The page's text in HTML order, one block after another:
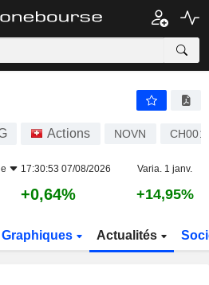
Actions NOVN
17:30:53 07/08/2026 Varia. 1 janv.
+0,64% +14,95%
Graphiques Actualités